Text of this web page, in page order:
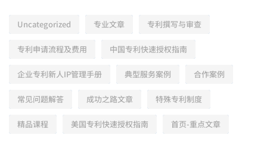
Uncategorized 专业文章 专利撰写与审查
专利申请流程及费用 中国专利快速授权指南
企业专利新人IP管理手册 典型服务案例 合作案例
常见问题解答 成功之路文章 特殊专利制度
精品课程 美国专利快速授权指南 首页-重点文章